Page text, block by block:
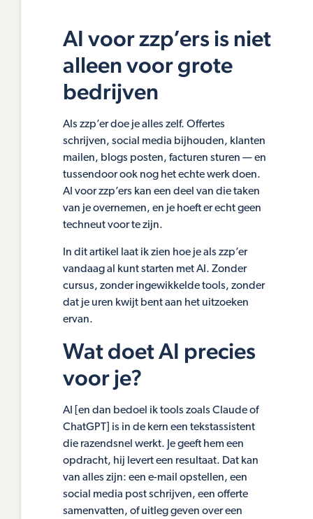
AI voor zzp’ers is niet
alleen voor grote
bedrijven
Als zzp’er doe je alles zelf. Offertes
schrijven, social media bijhouden, klanten
mailen, blogs posten, facturen sturen — en
tussendoor ook nog het echte werk doen.
AI voor zzp’ers kan een deel van die taken
van je overnemen, en je hoeft er echt geen
techneut voor te zijn.
In dit artikel laat ik zien hoe je als zzp’er
vandaag al kunt starten met AI. Zonder
cursus, zonder ingewikkelde tools, zonder
dat je uren kwijt bent aan het uitzoeken
ervan.
Wat doet AI precies
voor je?
AI [en dan bedoel ik tools zoals Claude of
ChatGPT] is in de kern een tekstassistent
die razendsnel werkt. Je geeft hem een
opdracht, hij levert een resultaat. Dat kan
van alles zijn: een e-mail opstellen, een
social media post schrijven, een offerte
samenvatten, of uitleg geven over een